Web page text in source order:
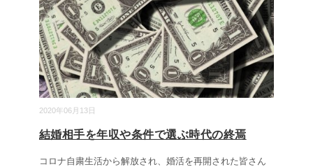
2020年06月13日
結婚相手を年収や条件で選ぶ時代の終焉
コロナ自粛生活から解放され、婚活を再開された皆さん